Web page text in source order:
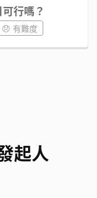
行嗎？
😞 有難度
起人